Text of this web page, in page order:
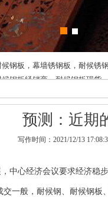
钢板，幕墙锈钢板，耐候锈
钢板经销商，耐候钢板现货
预测：近期
写作时间：2021/12/13
中心经济会议要求经济稳
一般， 耐候钢 、 耐候钢板 、